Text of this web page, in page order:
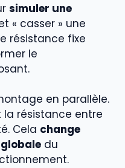
simuler une
« casser » une
résistance fixe
le
en parallèle.
résistance entre
Cela change
du